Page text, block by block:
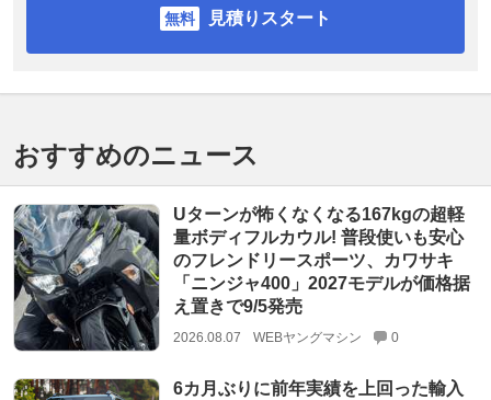
見積りスタート
おすすめのニュース
Uターンが怖くなくなる167kgの超軽
量ボディフルカウル! 普段使いも安心
のフレンドリースポーツ、カワサキ
「ニンジャ400」2027モデルが価格据
え置きで9/5発売
2026.08.07 WEBヤングマシン 0
6カ月ぶりに前年実績を上回った輸入